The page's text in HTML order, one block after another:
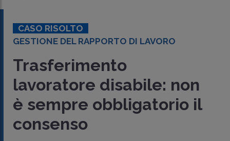
CASO RISOLTO
GESTIONE DEL RAPPORTO DI LAVORO
Trasferimento
lavoratore disabile: non
è sempre obbligatorio il
consenso